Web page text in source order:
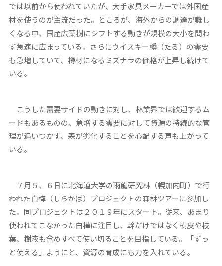
では以前から使われていたが、大手家具メーカーでは外国産
材を使うのが主流だった。ところが、海外からの調達が難し
くなる中、国産広葉樹にシフトする動きが規模の大小を問わ
ず急速に広まっている。さらにウイスキー樽（たる）の需要
も急増していて、樽材になるミズナラの価格が上昇し続けて
いる。
こうした需要サイドの動きに対し、林業界では歓迎するム
ードもあるものの、急増する需要に対して資源の持続的な管
理が追いつかず、森が劣化することを心配する声も上がって
いる。
７月５、６日に北海道大学の雨龍研究林（幌加内町）で行
われた白樺（しらかば）プロジェクトの森林ツアーに参加し
た。同プロジェクトは２０１９年にスタート。従来、あまり
使われてこなかった白樺に注目し、幹だけではなく樹皮や枝
葉、樹液も含めすべて使い切ることを目指している。「ずっ
と使える」ようにと、資源の育成にも力を入れている。